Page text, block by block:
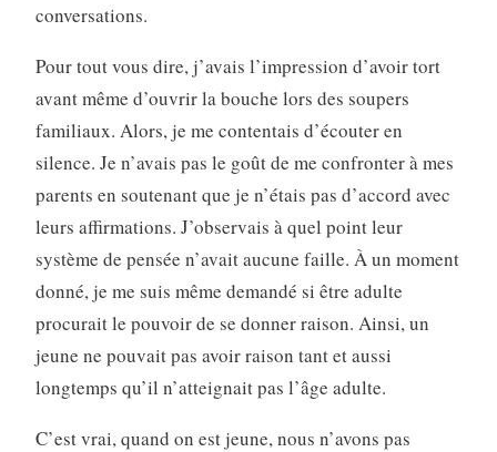
conversations.
Pour tout vous dire, j’avais l’impression d’avoir tort
avant même d’ouvrir la bouche lors des soupers
familiaux. Alors, je me contentais d’écouter en
silence. Je n’avais pas le goût de me confronter à mes
parents en soutenant que je n’étais pas d’accord avec
leurs affirmations. J’observais à quel point leur
système de pensée n’avait aucune faille. À un moment
donné, je me suis même demandé si être adulte
procurait le pouvoir de se donner raison. Ainsi, un
jeune ne pouvait pas avoir raison tant et aussi
longtemps qu’il n’atteignait pas l’âge adulte.
C’est vrai, quand on est jeune, nous n’avons pas